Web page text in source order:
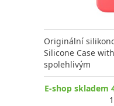
Originální
Silicone Case
spolehlivým
E-shop skladem